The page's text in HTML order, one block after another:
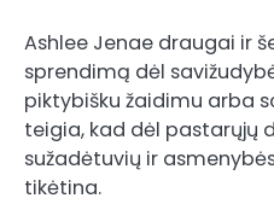
Ashlee Jenae draugai ir
sprendimą dėl
piktybišku žaidimu arba
teigia, kad dėl pastarųjų
sužadėtuvių ir
tikėtina.